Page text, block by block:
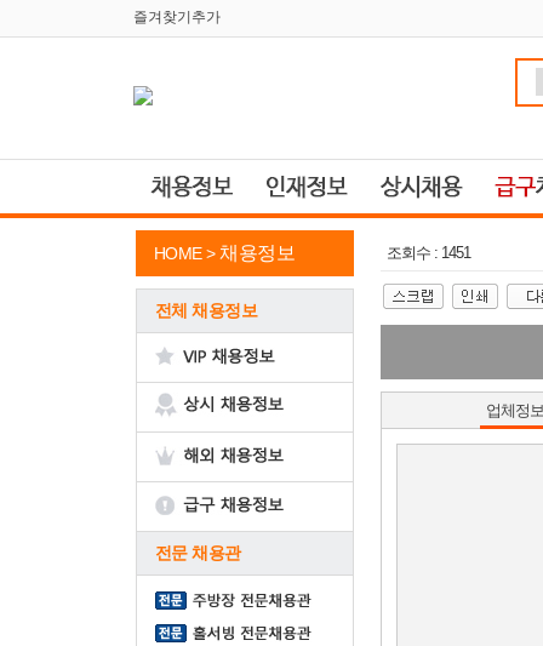
즐겨찾기추가
HOME > 채용정보
전체 채용정보
전문 채용관
조회수 : 1451
업체정보